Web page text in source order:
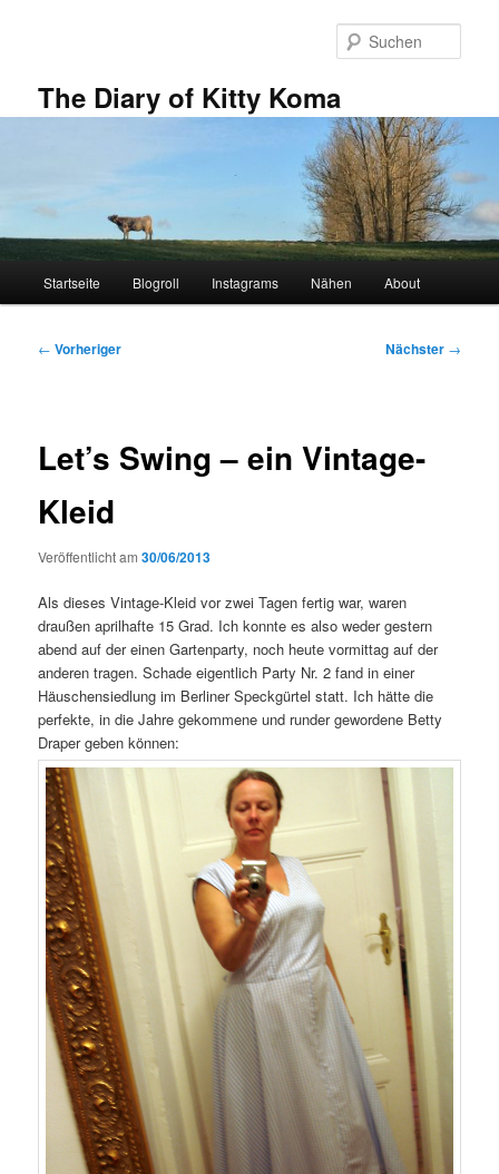
The Diary of Kitty Koma
Startseite Blogroll Instagrams Nähen About
Beitragsnavigation
← Vorheriger Nächster →
Let’s Swing – ein Vintage-
Kleid
Veröffentlicht am30/06/2013
Als dieses Vintage-Kleid vor zwei Tagen fertig war, waren
draußen aprilhafte 15 Grad. Ich konnte es also weder gestern
abend auf der einen Gartenparty, noch heute vormittag auf der
anderen tragen. Schade eigentlich Party Nr. 2 fand in einer
Häuschensiedlung im Berliner Speckgürtel statt. Ich hätte die
perfekte, in die Jahre gekommene und runder gewordene Betty
Draper geben können: